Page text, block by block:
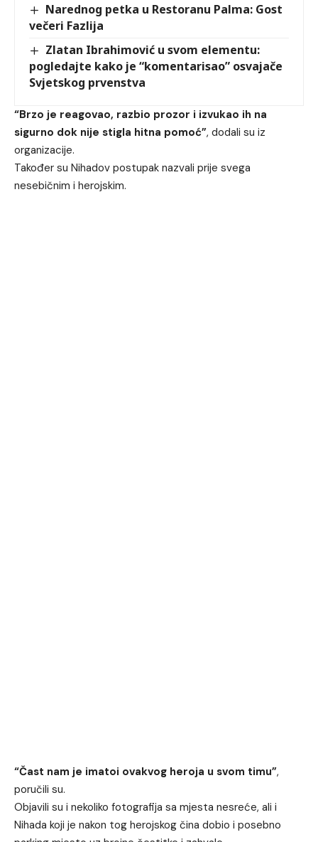
Narednog petka u Restoranu Palma: Gost
večeri Fazlija
Zlatan Ibrahimović u svom elementu:
pogledajte kako je “komentarisao” osvajače
Svjetskog prvenstva
“Brzo je reagovao, razbio prozor i izvukao ih na
sigurno dok nije stigla hitna pomoć”, dodali su iz
organizacije.
Također su Nihadov postupak nazvali prije svega
nesebičnim i herojskim.
“Čast nam je imatoi ovakvog heroja u svom timu”,
poručili su.
Objavili su i nekoliko fotografija sa mjesta nesreće, ali i
Nihada koji je nakon tog herojskog čina dobio i posebno